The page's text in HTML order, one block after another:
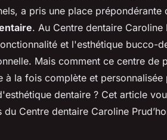
a pris une place
. Au Centre dentaire Caroline
et l'esthétique bucco-
Mais comment ce centre
à la fois complète et
dentaire ? Cet article
du Centre dentaire Caroline